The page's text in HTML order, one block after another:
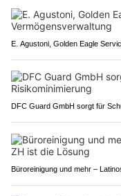
E. Agustoni, Golden Eagle
DFC Guard GmbH sorgt für
Büroreinigung und mehr –